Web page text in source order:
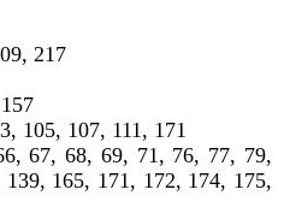
217
105, 107, 111, 171
67, 68, 69, 71, 76, 77, 79,
165, 171, 172, 174, 175,